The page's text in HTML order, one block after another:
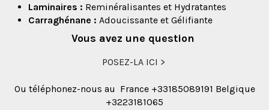
Laminaires : Reminéralisantes et Hydratantes
Carraghénane : Adoucissante et Gélifiante
Vous avez une question
POSEZ-LA ICI >
Ou téléphonez-nous au France +33185089191 Belgique
+3223181065